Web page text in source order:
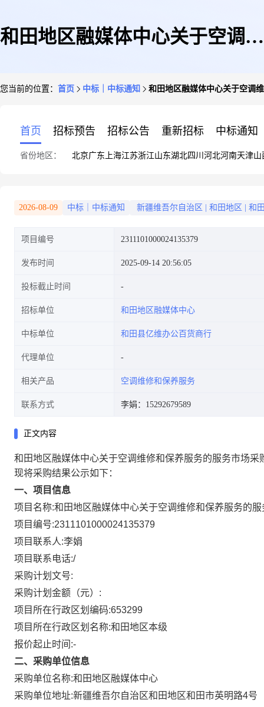
和田地区融媒体中心关于空调维
您当前的位置： 首页 中标｜中标通知 和田地区融媒体中心关于空调
首页 招标预告 招标公告 重新招标 中标通知
省份地区： 北京广东 上海江苏浙江山东湖北四川 河北河南天津山
2026-08-09 中标｜中标通知 新疆维吾尔自治区 和田地区 和
项目编号 2311101000024135379
发布时间 2025-09-14 20:56:05
投标截止时间
招标单位 和田地区融媒体中心
中标单位 和田县亿维办公百货商行
代理单位
相关产品 空调维修和保养服务
联系方式 李娟：15292679589
正文内容
和田地区融媒体中心关于空调维修和保养服务的服务市场采
现将采购结果公示如下：
一、项目信息
项目名称:和田地区融媒体中心关于空调维修和保养服务的
项目编号:2311101000024135379
项目联系人:李娟
项目联系电话:/
采购计划文号:
采购计划金额（元）:
项目所在行政区划编码:653299
项目所在行政区划名称:和田地区本级
报价起止时间:-
二、采购单位信息
采购单位名称:和田地区融媒体中心
采购单位地址:新疆维吾尔自治区和田地区和田市英明路4号